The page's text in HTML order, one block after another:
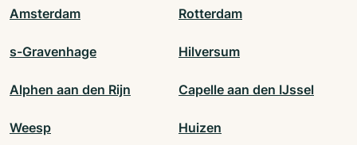
Amsterdam Rotterdam
s-Gravenhage Hilversum
Alphen aan den Rijn Capelle aan den IJssel
Weesp Huizen